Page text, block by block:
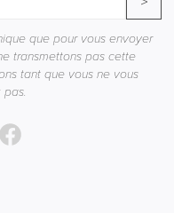
que pour vous envoyer
transmettons pas cette
tant que vous ne vous